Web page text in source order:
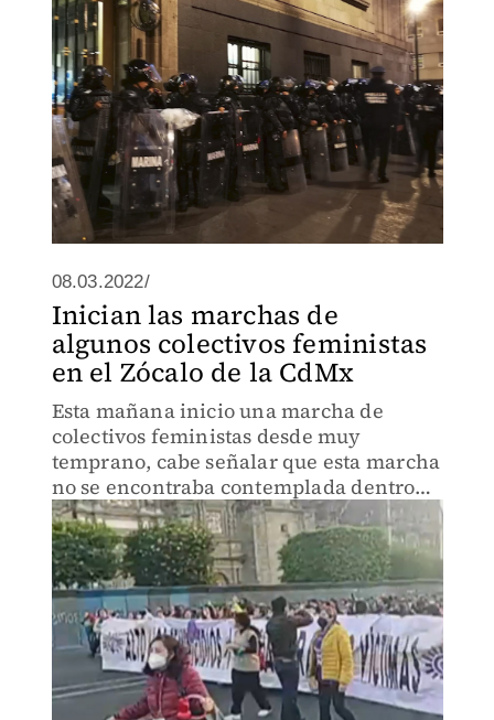
08.03.2022/
Inician las marchas de
algunos colectivos feministas
en el Zócalo de la CdMx
Esta mañana inicio una marcha de
colectivos feministas desde muy
temprano, cabe señalar que esta marcha
no se encontraba contemplada dentro
del listado de actividades con el que
contaba el gobierno.